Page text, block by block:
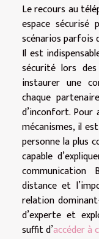
Le recours au
espace sécurisé
scénarios parfois
Il est
sécurité lors
instaurer une
chaque
d’inconfort. Pour
mécanismes, il
personne la plus
capable
distance et
relation
d’experte et
suffit d’accéder à